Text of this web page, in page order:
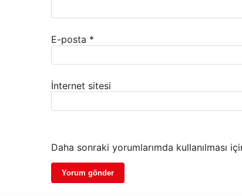
E-posta *
İnternet sitesi
Daha sonraki yorumlarımda kullanılması